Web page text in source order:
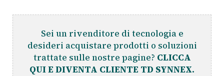
Sei un rivenditore di tecnologia e
desideri acquistare prodotti o soluzioni
trattate sulle nostre pagine? CLICCA
QUI E DIVENTA CLIENTE TD SYNNEX.